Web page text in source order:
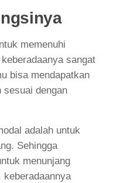
memenuhi
sangat
bisa mendapatkan
sesuai dengan
adalah untuk
Sehingga
menunjang
keberadaannya